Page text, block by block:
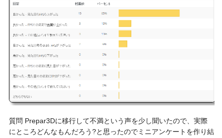
質問 Prepar3Dに移行して不満という声を少し聞いたので、実際
にところどんなもんだろう?と思ったのでミニアンケートを作り結